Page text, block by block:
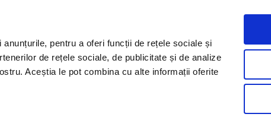
pentru a oferi funcții de rețele sociale și
de rețele sociale, de publicitate și de analize
Aceștia le pot combina cu alte informații oferite